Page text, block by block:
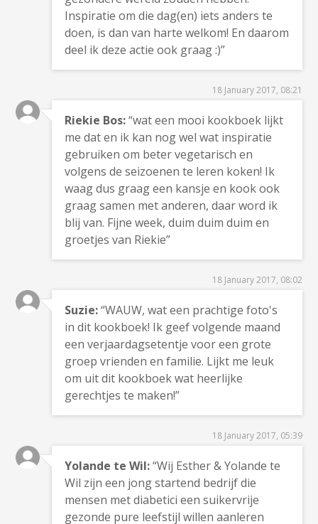
Inspiratie om die dag(en) iets anders te
doen, is dan van harte welkom! En daarom
deel ik deze actie ook graag :)”
18 January 2017, 08:21
Riekie Bos:“wat een mooi kookboek lijkt
me dat en ik kan nog wel wat inspiratie
gebruiken om beter vegetarisch en
volgens de seizoenen te leren koken! Ik
waag dus graag een kansje en kook ook
graag samen met anderen, daar word ik
blij van. Fijne week, duim duim duim en
groetjes van Riekie”
18 January 2017, 08:02
Suzie:“WAUW, wat een prachtige foto's
in dit kookboek! Ik geef volgende maand
een verjaardagsetentje voor een grote
groep vrienden en familie. Lijkt me leuk
om uit dit kookboek wat heerlijke
gerechtjes te maken!”
18 January 2017, 05:39
Yolande te Wil:“Wij Esther & Yolande te
Wil zijn een jong startend bedrijf die
mensen met diabetici een suikervrije
gezonde pure leefstijl willen aanleren